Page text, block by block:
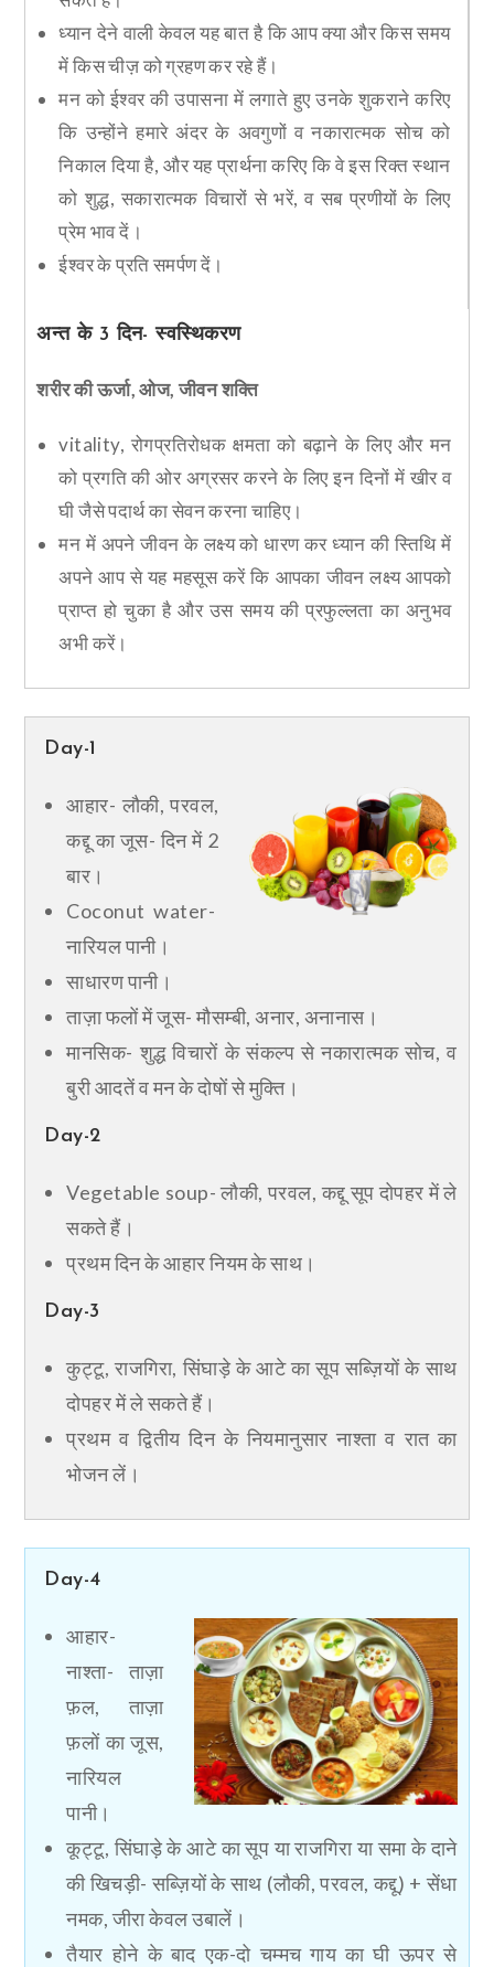
ध्यान देने वाली केवल यह बात है कि आप क्या और किस समय
में किस चीज़ को ग्रहण कर रहे हैं।
मन को ईश्वर की उपासना में लगाते हुए उनके शुकराने करिए
कि उन्होंने हमारे अंदर के अवगुणों व नकारात्मक सोच को
निकाल दिया है, और यह प्रार्थना करिए कि वे इस रिक्त स्थान
को शुद्ध, सकारात्मक विचारों से भरें, व सब प्रणीयों के लिए
प्रेम भाव दें।
ईश्वर के प्रति समर्पण दें।
अन्त के 3 दिन- स्वस्थिकरण
शरीर की ऊर्जा, ओज, जीवन शक्ति
vitality, रोगप्रतिरोधक क्षमता को बढ़ाने के लिए और मन
को प्रगति की ओर अग्रसर करने के लिए इन दिनों में खीर व
घी जैसे पदार्थ का सेवन करना चाहिए।
मन में अपने जीवन के लक्ष्य को धारण कर ध्यान की स्तिथि में
अपने आप से यह महसूस करें कि आपका जीवन लक्ष्य आपको
प्राप्त हो चुका है और उस समय की प्रफुल्लता का अनुभव
अभी करें।
Day-1
आहार- लौकी, परवल,
कद्दू का जूस- दिन में 2
बार।
Coconut water-
नारियल पानी।
साधारण पानी।
ताज़ा फलों में जूस- मौसम्बी, अनार, अनानास।
मानसिक- शुद्ध विचारों के संकल्प से नकारात्मक सोच, व
बुरी आदतें व मन के दोषों से मुक्ति।
Day-2
Vegetable soup- लौकी, परवल, कद्दू सूप दोपहर में ले
सकते हैं।
प्रथम दिन के आहार नियम के साथ।
Day-3
कुट्टू, राजगिरा, सिंघाड़े के आटे का सूप सब्ज़ियों के साथ
दोपहर में ले सकते हैं।
प्रथम व द्वितीय दिन के नियमानुसार नाश्ता व रात का
भोजन लें।
Day-4
आहार-
नाश्ता- ताज़ा
फ़ल, ताज़ा
फ़लों का जूस,
नारियल
पानी।
कूट्टू, सिंघाड़े के आटे का सूप या राजगिरा या समा के दाने
की खिचड़ी- सब्ज़ियों के साथ (लौकी, परवल, कद्दू) + सेंधा
नमक, जीरा केवल उबालें।
तैयार होने के बाद एक-दो चम्मच गाय का घी ऊपर से